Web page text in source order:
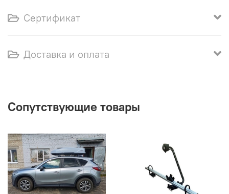
Сертификат
Доставка и оплата
Сопутствующие товары